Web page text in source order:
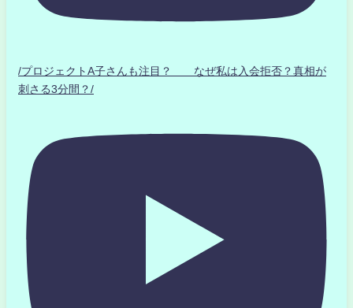
/プロジェクトA子さんも注目？ なぜ私は入会拒否？真相が
刺さる3分間？/